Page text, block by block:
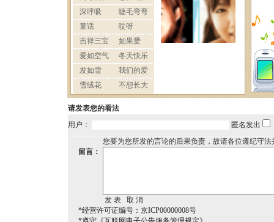
请发表您的看法
用户：
匿名发出
您要为您所发的言论的后果负责，故请各位遵纪守
留言：
*经营许可证编号：京ICP00000008号